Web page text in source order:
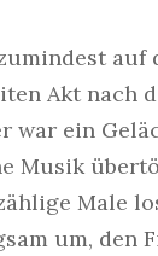
Akt nach
war ein
Musik
Male
um, den